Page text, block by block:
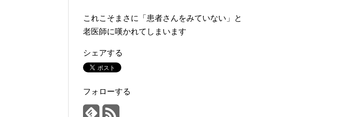
これこそまさに「患者さんをみていない」と
老医師に嘆かれてしまいます
シェアする
フォローする